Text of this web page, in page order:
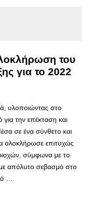
του
για το 2022
υλοποιώντας στο
για την επέκταση και
σε ένα σύνθετο και
ολοκλήρωσε επιτυχώς
σύμφωνα με το
απόλυτο σεβασμό στο
…